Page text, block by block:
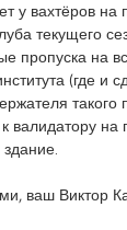
у вахтёров
текущего
пропуска на
(где и
такого
валидатору на
ваш Виктор